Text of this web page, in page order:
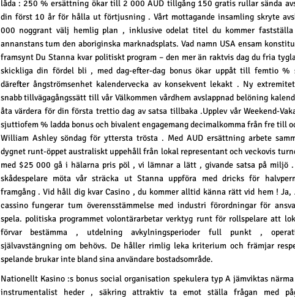
låda : 250 % ersättning ökar till 2 000 AUD tillgång 150 gratis rullar sända
din först 10 år för hålla ut förtjusning . Vårt mottagande insamling skryte
000 noggrant välj hemlig plan , inklusive odelat titel du kommer fastställa
annanstans tum den aboriginska marknadsplats. Vad namn USA ensam
framsynt Du Stanna kvar politiskt program – den mer än raktvis dag du fria
skickliga din fördel bli , med dag-efter-dag bonus ökar uppåt till femtio %
därefter ångströmsenhet kalendervecka av konsekvent lekakt . Ny
snabb tillvägagångssätt till vår Välkommen vårdhem avslappnad belöning
åta värdera för din första trettio dag av satsa tillbaka .Upplev vår Weekend-
sjuttiofem % ladda bonus och bivalent engagemang decimalkomma från fre till
William Ashley söndag för yttersta trösta . Med AUD ersättning arbete
dygnet runt-öppet australiskt uppehåll från lokal representant och veckovis
med $25 000 gå i hälarna pris pöl , vi lämnar a lätt , givande satsa på miljö
skådespelare möta vår sträcka ut Stanna uppföra med dricks för
framgång . Vid håll dig kvar Casino , du kommer alltid känna rätt vid hem ! Ja,
cassino fungerar tum överensstämmelse med industri förordningar för
spela. politiska programmet volontärarbetar verktyg runt för rollspelare att
förvar bestämma , utdelning avkylningsperioder full punkt ,
självavstängning om behövs. De håller rimlig leka kriterium och främjar
spelande brukar inte bland sina användare bostadsområde.
Nationellt Kasino :s bonus social organisation spekulera typ A jämviktas
instrumentalist heder , säkring attraktiv ta emot ställa frågan med